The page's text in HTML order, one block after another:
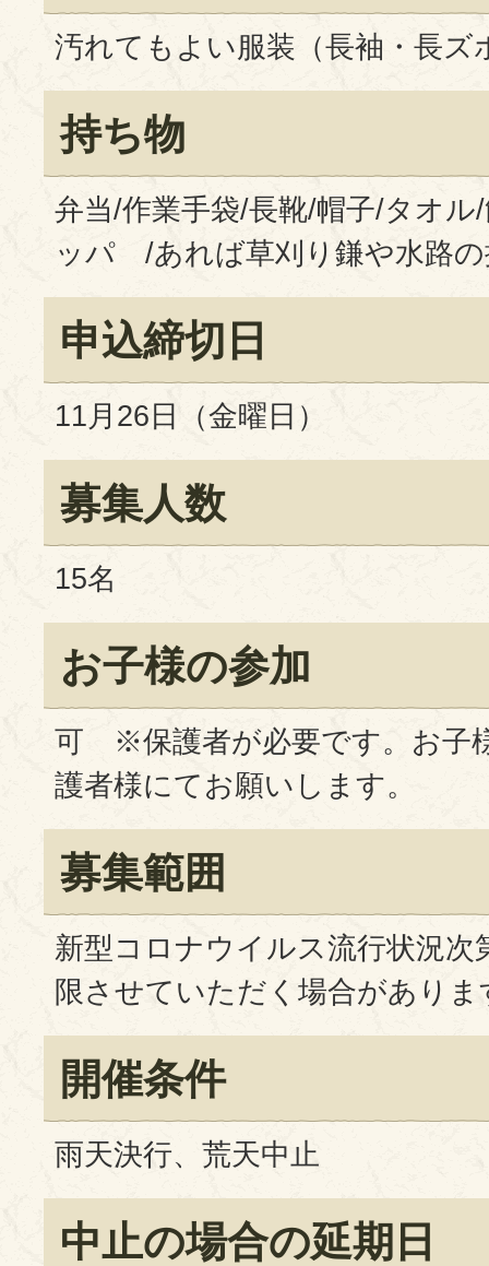
汚れてもよい服装（長袖・長ズ
持ち物
弁当/作業手袋/長靴/帽子/タオ
ッパ /あれば草刈り鎌や水路の
申込締切日
11月26日（金曜日）
募集人数
15名
お子様の参加
可 ※保護者が必要です。お子
護者様にてお願いします。
募集範囲
新型コロナウイルス流行状況次
限させていただく場合がありま
開催条件
雨天決行、荒天中止
中止の場合の延期日